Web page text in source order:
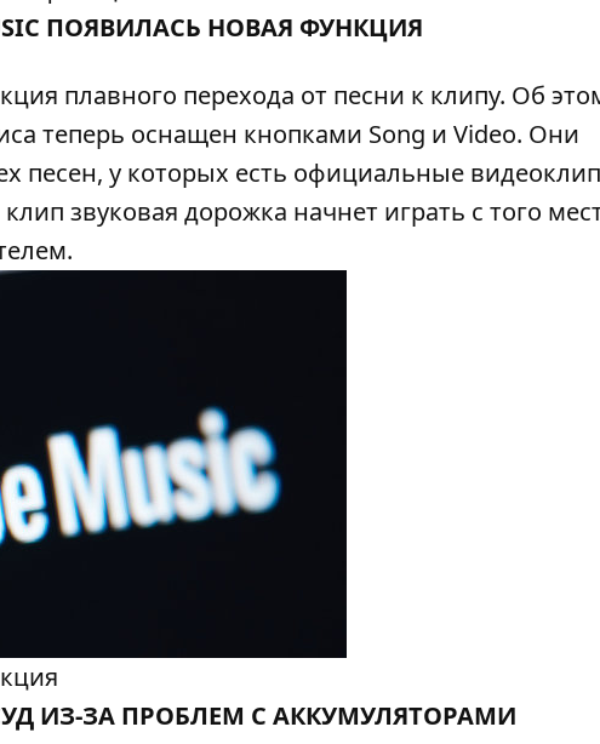
ПОЯВИЛАСЬ НОВАЯ ФУНКЦИЯ
плавного перехода от песни к клипу. Об
теперь оснащен кнопками Song и Video. Они
песен, у которых есть официальные
звуковая дорожка начнет играть с того
ИЗ-ЗА ПРОБЛЕМ С АККУМУЛЯТОРАМИ